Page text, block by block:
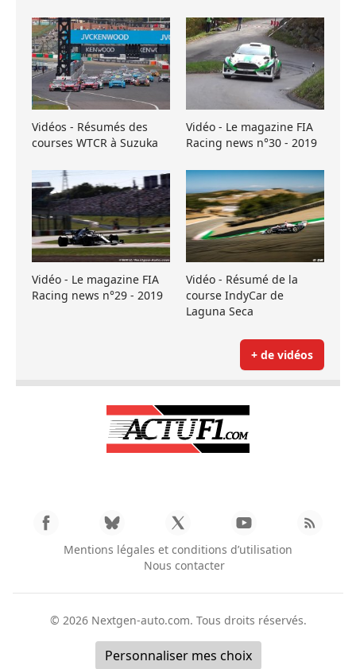
Vidéos - Résumés des
courses WTCR à Suzuka
Vidéo - Le magazine FIA
Racing news n°30 - 2019
Vidéo - Le magazine FIA
Racing news n°29 - 2019
Vidéo - Résumé de la
course IndyCar de
Laguna Seca
+ de vidéos
Mentions légales et conditions d’utilisation
Nous contacter
© 2026 Nextgen-auto.com. Tous droits réservés.
Personnaliser mes choix